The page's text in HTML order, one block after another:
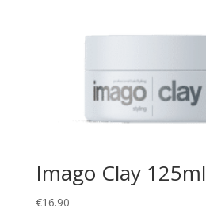
Imago Clay 125ml
€16.90